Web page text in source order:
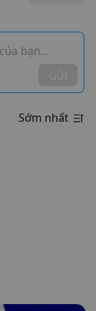
bạn…
Sớm nhất